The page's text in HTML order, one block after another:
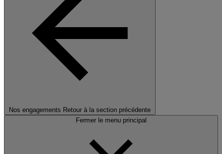
Nos engagements Retour à la section précédente
Fermer le menu principal